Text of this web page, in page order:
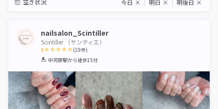
空き状況 今日 × 明日 × 明後日 ×
nailsalon_Scintiller
Scintiller （サンティエ）
5
1 2 3 4 5
(19件)
中河原駅から徒歩15分